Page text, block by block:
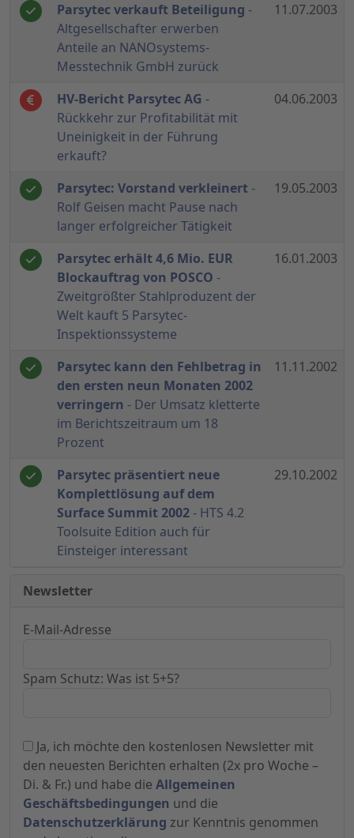
Parsytec verkauft Beteiligung -
Altgesellschafter erwerben
Anteile an NANOsystems-
Messtechnik GmbH zurück
11.07.2003
HV-Bericht Parsytec AG -
Rückkehr zur Profitabilität mit
Uneinigkeit in der Führung
erkauft?
04.06.2003
Parsytec: Vorstand verkleinert -
Rolf Geisen macht Pause nach
langer erfolgreicher Tätigkeit
19.05.2003
Parsytec erhält 4,6 Mio. EUR
Blockauftrag von POSCO -
Zweitgrößter Stahlproduzent der
Welt kauft 5 Parsytec-
Inspektionssysteme
16.01.2003
Parsytec kann den Fehlbetrag in
den ersten neun Monaten 2002
verringern - Der Umsatz kletterte
im Berichtszeitraum um 18
Prozent
11.11.2002
Parsytec präsentiert neue
Komplettlösung auf dem
Surface Summit 2002- HTS 4.2
Toolsuite Edition auch für
Einsteiger interessant
29.10.2002
Newsletter
E-Mail-Adresse
Spam Schutz: Was ist 5+5?
Ja, ich möchte den kostenlosen Newsletter mit
den neuesten Berichten erhalten (2x pro Woche –
Di. & Fr.) und habe die Allgemeinen
Geschäftsbedingungen und die
Datenschutzerklärung zur Kenntnis genommen